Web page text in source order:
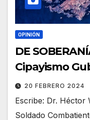
OPINIÓN
DE
Cipayismo
20 FEBRERO 2024
Escribe: Dr. Héctor
Soldado